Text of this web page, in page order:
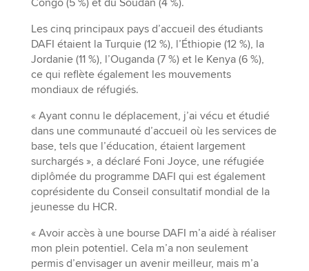
Congo (5 %) et du Soudan (4 %).
Les cinq principaux pays d’accueil des étudiants
DAFI étaient la Turquie (12 %), l’Éthiopie (12 %), la
Jordanie (11 %), l’Ouganda (7 %) et le Kenya (6 %),
ce qui reflète également les mouvements
mondiaux de réfugiés.
« Ayant connu le déplacement, j’ai vécu et étudié
dans une communauté d’accueil où les services de
base, tels que l’éducation, étaient largement
surchargés », a déclaré Foni Joyce, une réfugiée
diplômée du programme DAFI qui est également
coprésidente du Conseil consultatif mondial de la
jeunesse du HCR.
« Avoir accès à une bourse DAFI m’a aidé à réaliser
mon plein potentiel. Cela m’a non seulement
permis d’envisager un avenir meilleur, mais m’a